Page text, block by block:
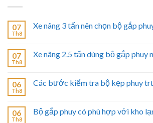
07
Th8
Xe nâng 3 tấn nên chọn bộ gắp
07
Th8
Xe nâng 2.5 tấn dùng bộ gắp phuy
06
Th8
Các bước kiểm tra bộ kẹp phuy
06
Th8
Bộ gắp phuy có phù hợp với kho